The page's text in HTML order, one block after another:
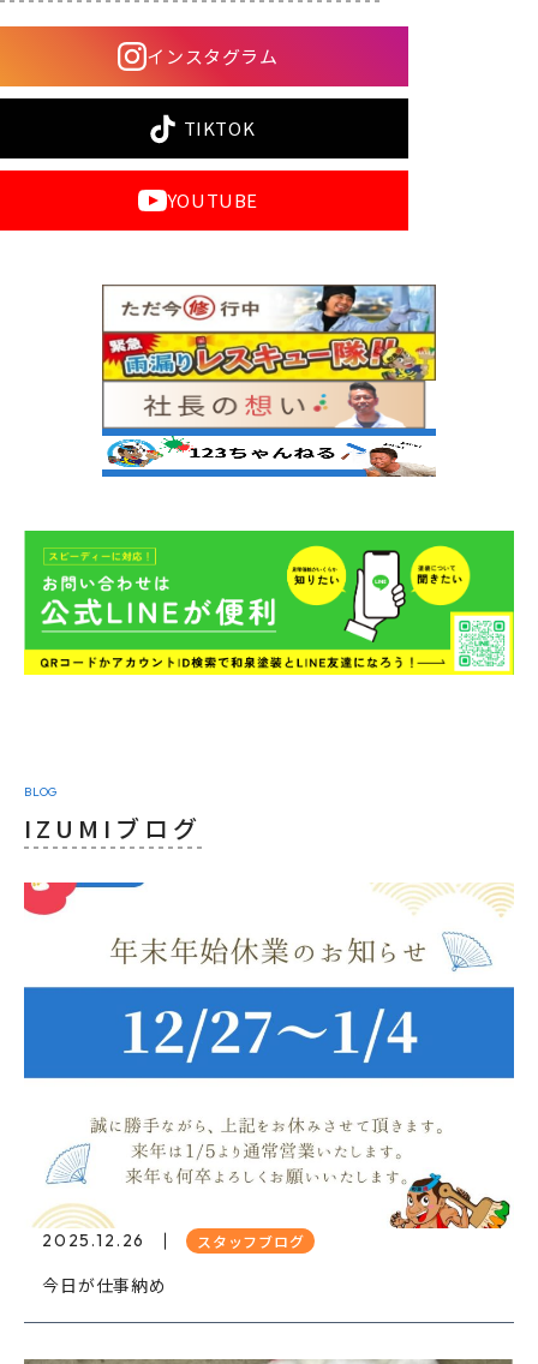
インスタグラム
TIKTOK
YOUTUBE
BLOG
IZUMIブログ
2025.12.26 スタッフブログ
今日が仕事納め